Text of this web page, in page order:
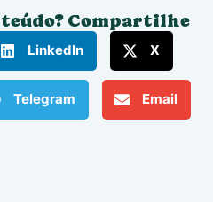
Compartilhe
LinkedIn X
Telegram Email